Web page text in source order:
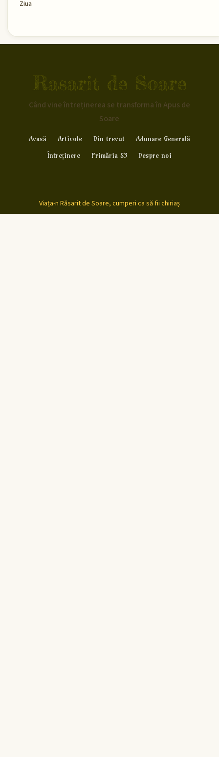
Ziua
Rasarit de Soare
Când vine întreținerea se transforma în Apus de
Soare
Acasă Articole Din trecut
Adunare Generală
Întreținere
Primăria S3 Despre noi
Viața-n Răsarit de Soare, cumperi ca să fii chiriaș